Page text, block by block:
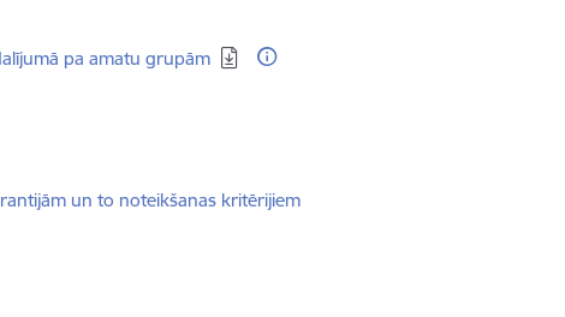
pa amatu grupām
un to noteikšanas kritērijiem